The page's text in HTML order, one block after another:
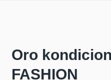
Oro
FASHION